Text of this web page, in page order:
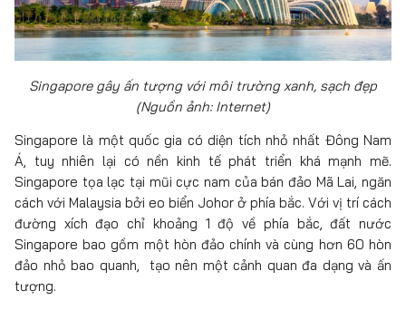
Singapore gây ấn tượng với môi trường xanh, sạch đẹp
(Nguồn ảnh: Internet)
Singapore là một quốc gia có diện tích nhỏ nhất Đông Nam
Á, tuy nhiên lại có nền kinh tế phát triển khá mạnh mẽ.
Singapore tọa lạc tại mũi cực nam của bán đảo Mã Lai, ngăn
cách với Malaysia bởi eo biển Johor ở phía bắc. Với vị trí cách
đường xích đạo chỉ khoảng 1 độ về phía bắc, đất nước
Singapore bao gồm một hòn đảo chính và cùng hơn 60 hòn
đảo nhỏ bao quanh, tạo nên một cảnh quan đa dạng và ấn
tượng.